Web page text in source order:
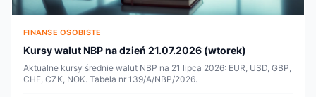
FINANSE OSOBISTE
Kursy walut NBP na dzień 21.07.2026 (wtorek)
Aktualne kursy średnie walut NBP na 21 lipca 2026: EUR, USD, GBP,
CHF, CZK, NOK. Tabela nr 139/A/NBP/2026.